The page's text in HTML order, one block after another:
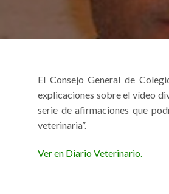
El Consejo General de
explicaciones sobre el vídeo
serie de afirmaciones que
veterinaria”.
Ver en Diario Veterinario.